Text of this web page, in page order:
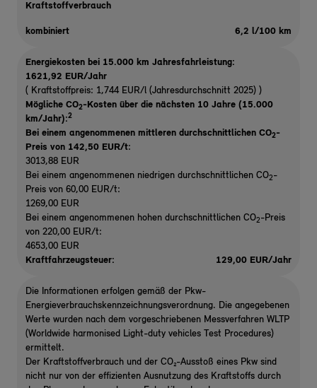
Kraftstoffverbrauch
kombiniert 6,2 l/100 km
Energiekosten bei 15.000 km Jahresfahrleistung:
1621,92 EUR/Jahr
( Kraftstoffpreis: 1,744 EUR/l (Jahresdurchschnitt 2025) )
Mögliche CO2-Kosten über die nächsten 10 Jahre (15.000
km/Jahr):2
Bei einem angenommenen mittleren durchschnittlichen CO2-
Preis von 142,50 EUR/t:
3013,88 EUR
Bei einem angenommenen niedrigen durchschnittlichen CO2-
Preis von 60,00 EUR/t:
1269,00 EUR
Bei einem angenommenen hohen durchschnittlichen CO2-Preis
von 220,00 EUR/t:
4653,00 EUR
Kraftfahrzeugsteuer:
129,00 EUR/Jahr
Die Informationen erfolgen gemäß der Pkw-
Energieverbrauchskennzeichnungsverordnung. Die angegebenen
Werte wurden nach dem vorgeschriebenen Messverfahren WLTP
(Worldwide harmonised Light-duty vehicles Test Procedures)
ermittelt.
Der Kraftstoffverbrauch und der CO₂-Ausstoß eines Pkw sind
nicht nur von der effizienten Ausnutzung des Kraftstoffs durch